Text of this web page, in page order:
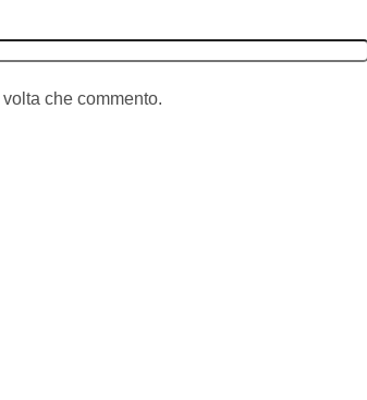
che commento.